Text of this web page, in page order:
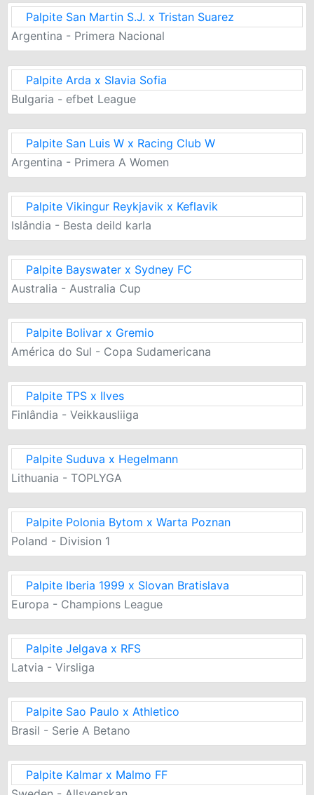
Palpite San Martin S.J. x Tristan Suarez
Argentina - Primera Nacional
Palpite Arda x Slavia Sofia
Bulgaria - efbet League
Palpite San Luis W x Racing Club W
Argentina - Primera A Women
Palpite Vikingur Reykjavik x Keflavik
Islândia - Besta deild karla
Palpite Bayswater x Sydney FC
Australia - Australia Cup
Palpite Bolivar x Gremio
América do Sul - Copa Sudamericana
Palpite TPS x Ilves
Finlândia - Veikkausliiga
Palpite Suduva x Hegelmann
Lithuania - TOPLYGA
Palpite Polonia Bytom x Warta Poznan
Poland - Division 1
Palpite Iberia 1999 x Slovan Bratislava
Europa - Champions League
Palpite Jelgava x RFS
Latvia - Virsliga
Palpite Sao Paulo x Athletico
Brasil - Serie A Betano
Palpite Kalmar x Malmo FF